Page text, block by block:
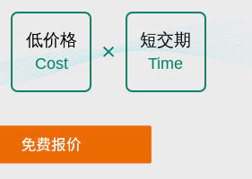
低价格
Cost
短交期
Time